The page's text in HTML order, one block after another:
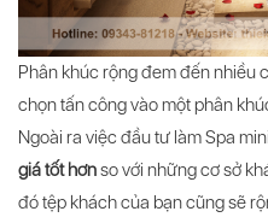
Phân khúc rộng đem đến nhiều
chọn tấn công vào một phân
Ngoài ra việc đầu tư làm Spa
giá tốt hơnso với những cơ sở
đó tệp khách của bạn cũng sẽ